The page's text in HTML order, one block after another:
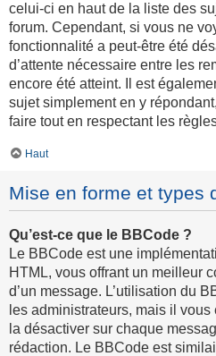
celui-ci en haut de la liste des
forum. Cependant, si vous ne
fonctionnalité a peut-être été
d’attente nécessaire entre les
encore été atteint. Il est
sujet simplement en y
faire tout en respectant les
Haut
Mise en forme et types
Qu’est-ce que le BBCode ?
Le BBCode est une
HTML, vous offrant un meilleur
d’un message. L’utilisation du
les administrateurs, mais il
la désactiver sur chaque
rédaction. Le BBCode est